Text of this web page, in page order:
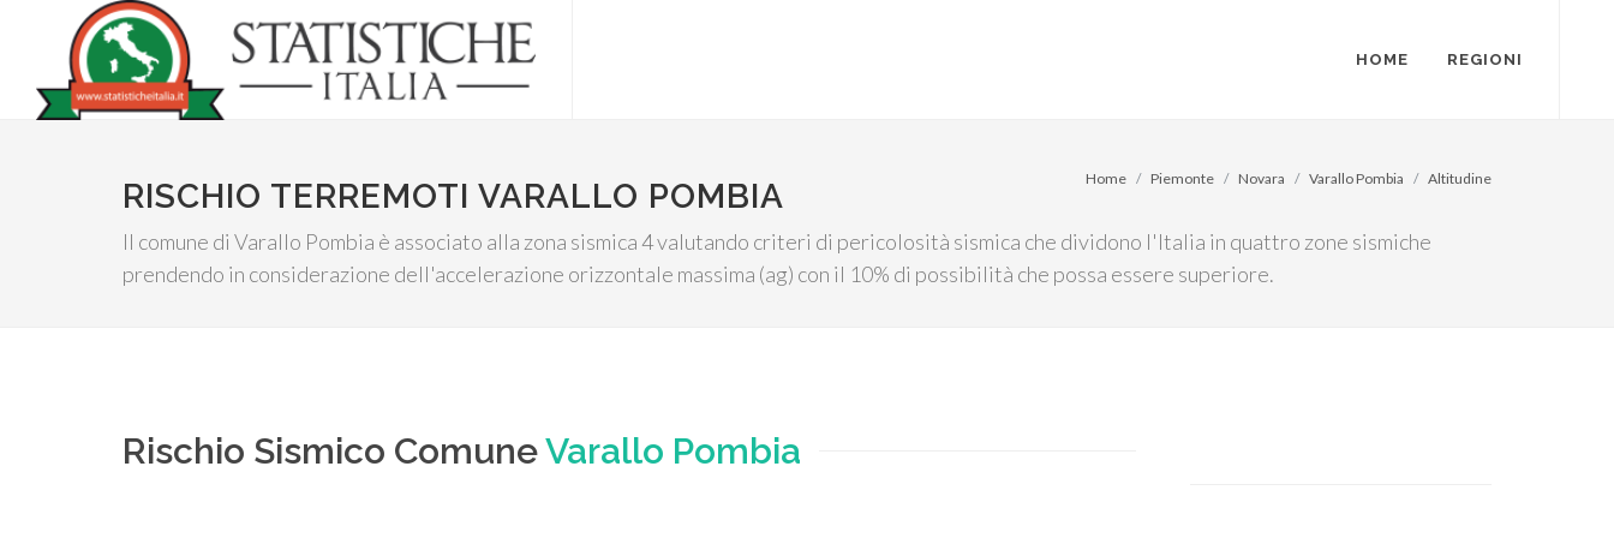
HOME REGIONI
RISCHIO TERREMOTI VARALLO POMBIA
Il comune di Varallo Pombia è associato alla zona sismica 4 valutando criteri di pericolosità sismica che dividono l'Italia in quattro zone sismiche
prendendo in considerazione dell'accelerazione orizzontale massima (ag) con il 10% di possibilità che possa essere superiore.
Home Piemonte Novara Varallo Pombia Altitudine
Rischio Sismico ComuneVarallo Pombia